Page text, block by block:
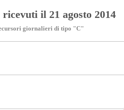
ricevuti il 21 agosto 2014
giornalieri di tipo "C"